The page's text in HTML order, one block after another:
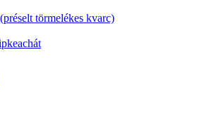
törmelékes kvarc)